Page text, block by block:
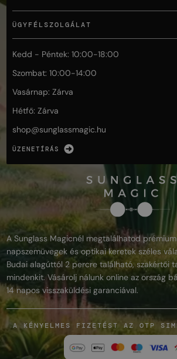
ÜGYFÉLSZOLGÁLAT
Kedd - Péntek: 10:00-18:00
Szombat: 10:00-14:00
Vasárnap: Zárva
Hétfő: Zárva
shop@sunglassmagic.hu
ÜZENETÍRÁS
A Sunglass Magicnél megtalálhatod
napszemüvegek és optikai keretek széles
Budai alagúttól 2 percre található, szakértői
mindenkit. Vásárolj nálunk online az ország
14 napos visszaküldési garanciával.
A KÉNYELMES FIZETÉST AZ OTP